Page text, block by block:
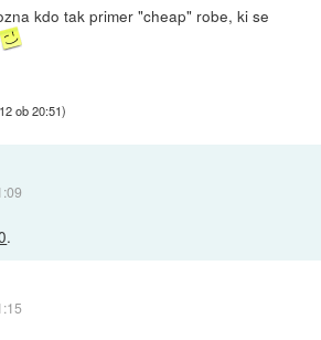
kdo tak primer "cheap" robe, ki se
ob 20:51)
.